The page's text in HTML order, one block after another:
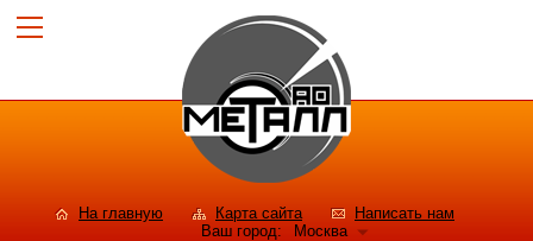
На главную Карта сайта
Написать нам
Ваш город:
Москва